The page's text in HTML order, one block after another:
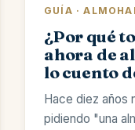
GUÍA ·
¿Por qué
ahora de
lo cuento
Hace diez años
pidiendo "una